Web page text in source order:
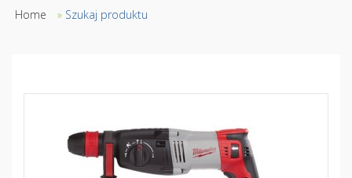
Home » Szukaj produktu